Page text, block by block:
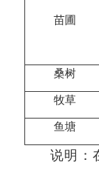
苗圃
桑树
牧草
鱼塘
说明：